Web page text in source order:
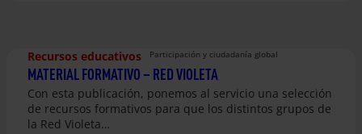
Recursos educativos Participación y ciudadanía global
MATERIAL FORMATIVO – RED VIOLETA
Con esta publicación, ponemos al servicio una selección
de recursos formativos para que los distintos grupos de
la Red Violeta…